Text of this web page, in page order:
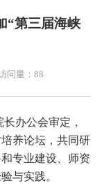
“第三届海峡
问量： 88
办公会审定，
养论坛，共同研
专业建设、师资
与实践。